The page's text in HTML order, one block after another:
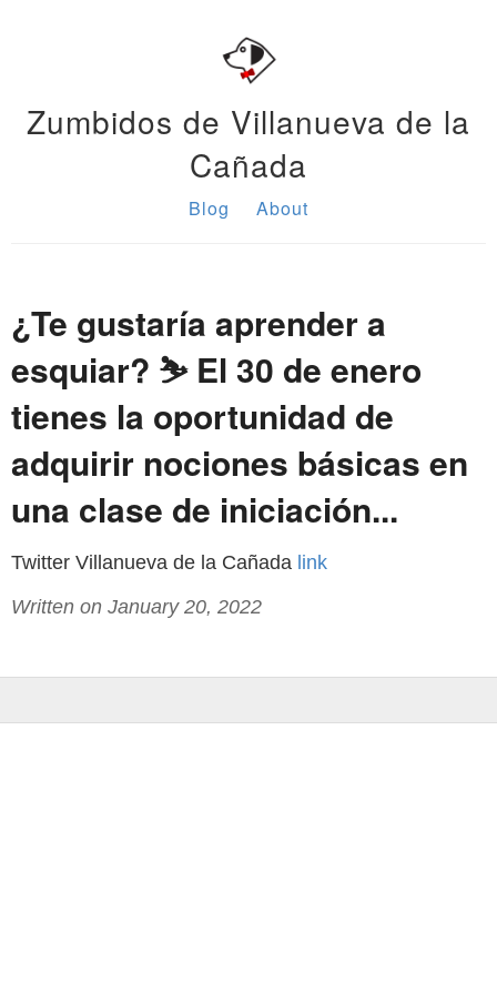
Zumbidos de Villanueva de la
Cañada
Blog About
¿Te gustaría aprender a
esquiar? ⛷️ El 30 de enero
tienes la oportunidad de
adquirir nociones básicas en
una clase de iniciación...
Twitter Villanueva de la Cañada link
Written on January 20, 2022